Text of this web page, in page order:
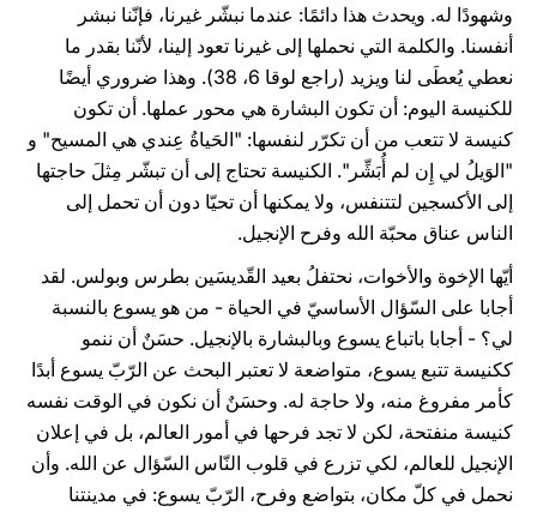
وشهودًا له. ويحدث هذا دائمًا: عندما نبشّر غيرنا، فإنّنا نبشر
أنفسنا. والكلمة التي نحملها إلى غيرنا تعود إلينا، لأنّنا بقدر ما
نعطي يُعطَى لنا ويزيد (راجع لوقا 6، 38). وهذا ضروري أيضًا
للكنيسة اليوم: أن تكون البشارة هي محور عملها. أن تكون
كنيسة لا تتعب من أن تكرّر لنفسها: "الحَياةُ عِندي هي المسيح" و
"الوَيلُ لي إِن لم أُبَشِّر". الكنيسة تحتاج إلى أن تبشّر مِثلَ حاجتها
إلى الأكسجين لتتنفس، ولا يمكنها أن تحيّا دون أن تحمل إلى
الناس عناق محبّة الله وفرح الإنجيل.
أيّها الإخوة والأخوات، نحتفلُ بعيد القّديسَين بطرس وبولس. لقد
أجابا على السّؤال الأساسيّ في الحياة - من هو يسوع بالنسبة
لي؟ - أجابا باتباع يسوع وبالبشارة بالإنجيل. حسَنٌ أن ننمو
ككنيسة تتبع يسوع، متواضعة لا تعتبر البحث عن الرّبّ يسوع أبدًا
كأمر مفروغ منه، ولا حاجة له. وحسَنٌ أن نكون في الوقت نفسه
كنيسة منفتحة، لكن لا تجد فرحها في أمور العالم، بل في إعلان
الإنجيل للعالم، لكي تزرع في قلوب النّاس السّؤال عن الله. وأن
نحمل في كلّ مكان، بتواضع وفرح، الرّبّ يسوع: في مدينتنا